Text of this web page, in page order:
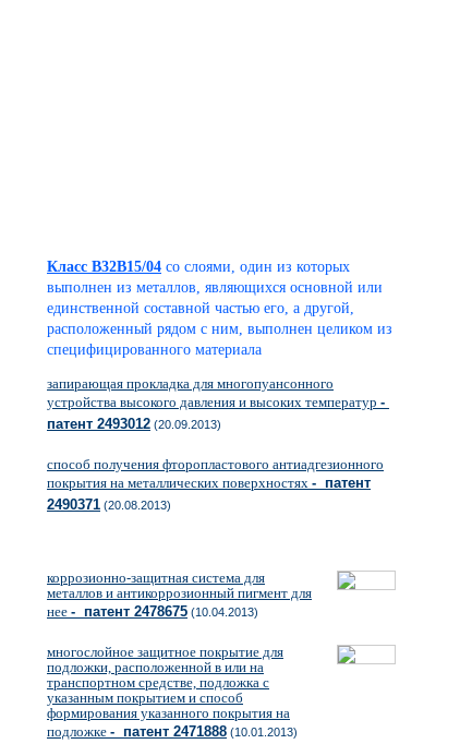
Класс B32B15/04 со слоями, один из которых
выполнен из металлов, являющихся основной или
единственной составной частью его, а другой,
расположенный рядом с ним, выполнен целиком из
специфицированного материала
запирающая прокладка для многопуансонного
устройства высокого давления и высоких температур -
патент 2493012 (20.09.2013)
способ получения фторопластового антиадгезионного
покрытия на металлических поверхностях - патент
2490371 (20.08.2013)
коррозионно-защитная система для
металлов и антикоррозионный пигмент для
нее - патент 2478675 (10.04.2013)
многослойное защитное покрытие для
подложки, расположенной в или на
транспортном средстве, подложка с
указанным покрытием и способ
формирования указанного покрытия на
подложке - патент 2471888 (10.01.2013)